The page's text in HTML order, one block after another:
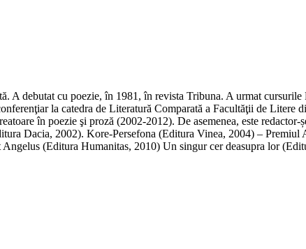
A debutat cu poezie, în 1981, în revista Tribuna. A urmat
la catedra de Literatură Comparată a Facultăţii de Litere
în poezie şi proză (2002-2012). De asemenea, este
Dacia, 2002). Kore-Persefona (Editura Vinea, 2004) –
(Editura Humanitas, 2010) Un singur cer deasupra lor